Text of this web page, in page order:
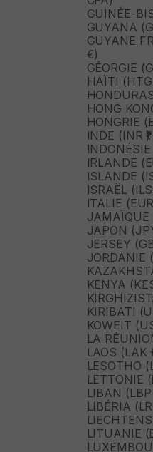
GUINÉE-
GUYANA
GUYANE
€)
GÉORGIE
HAÏTI (HTG
HONG
HONGRIE
INDE (INR ₹)
IRLANDE
ISLANDE
ISRAËL
ITALIE
JAPON
JERSEY
JORDANIE
KENYA
KIRIBATI
KOWEÏT
LA
LAOS (LAK
LESOTHO
LETTONIE
LIBÉRIA
LITUANIE